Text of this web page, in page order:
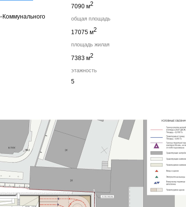
7090 м2
общая площадь
17075 м2
площадь жилая
7383 м2
этажность
5